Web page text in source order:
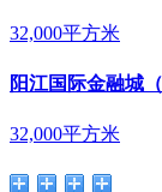
32,000平方米
阳江国际金融城（
32,000平方米